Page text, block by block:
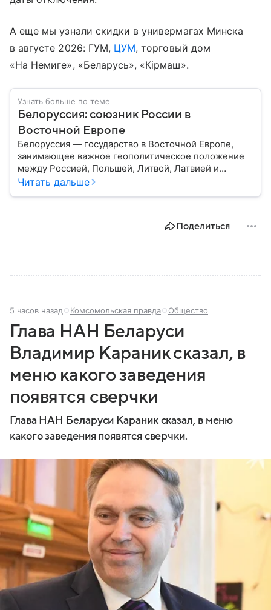
А еще мы узнали скидки в универмагах Минска
в августе 2026: ГУМ, ЦУМ, торговый дом
«На Немиге», «Беларусь», «Кiрмаш».
Узнать больше по теме
Белоруссия: союзник России в
Восточной Европе
Белоруссия — государство в Восточной Европе,
занимающее важное геополитическое положение
между Россией, Польшей, Литвой, Латвией и
Украиной. Несмотря на свою небольшую
Читать дальше
Поделиться
5 часов назад Комсомольская правда Общество
Глава НАН Беларуси
Владимир Караник сказал, в
меню какого заведения
появятся сверчки
Глава НАН Беларуси Караник сказал, в меню
какого заведения появятся сверчки.